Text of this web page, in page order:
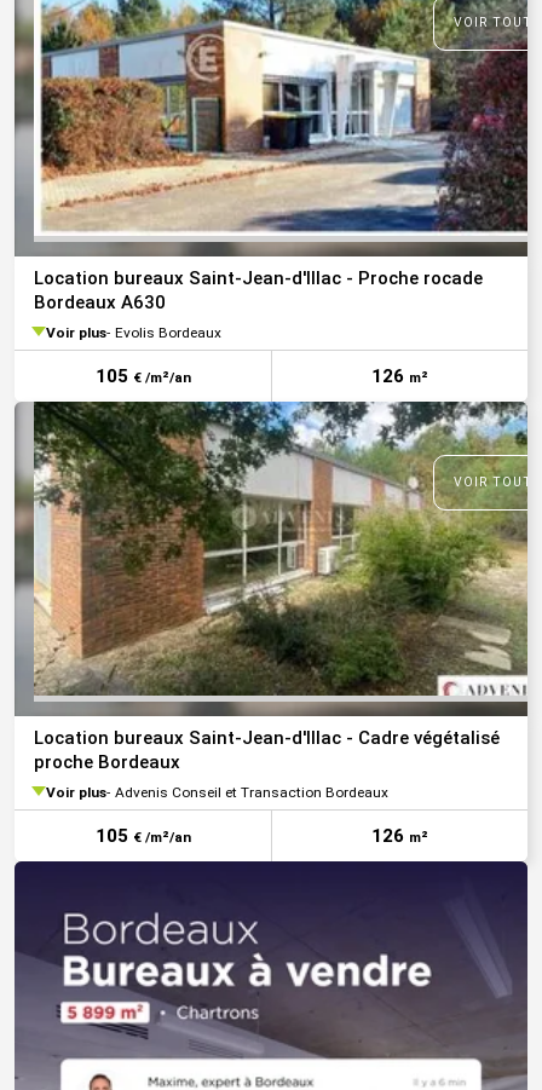
VOIR
Location bureaux Saint-Jean-d'Illac - Proche rocade
Bordeaux A630
Voir plus Evolis Bordeaux
105 € /m²/an 126 m²
VOIR
Location bureaux Saint-Jean-d'Illac - Cadre végétalisé
proche Bordeaux
Voir plus Advenis Conseil et Transaction Bordeaux
105 € /m²/an 126 m²